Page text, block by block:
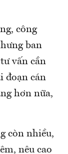
công
ban
vấn cần
đoạn cán
hơn nữa,
còn nhiều,
nêu cao